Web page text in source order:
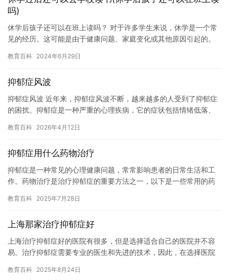
吗)
休学后孩子还可以在班上读吗？ 对于许多学生来说，休学是一个常
见的经历。这可能是由于健康问题、家庭变化或其他原因引起的。
因此…
教育百科 2024年6月29日
抑郁症风波
抑郁症风波 近年来，抑郁症风波不断，越来越多的人受到了抑郁症
的困扰。抑郁症是一种严重的心理疾病，它的症状包括情绪低落、
的身…
教育百科 2026年4月12日
抑郁症用什么药物治疗
抑郁症是一种常见的心理健康问题，常常影响患者的日常生活和工
作。药物治疗是治疗抑郁症的重要方法之一，以下是一些常用的药
包…
教育百科 2025年7月28日
上海那家治疗抑郁症好
上海治疗抑郁症好的医院有很多，但是选择适合自己的医院并不容
易。治疗抑郁症需要专业的医生和先进的技术，因此，在选择医院
状。…
教育百科 2025年8月24日